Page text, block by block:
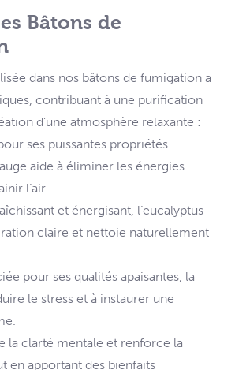
Bâtons de
dans nos bâtons de fumigation a
contribuant à une purification
d’une atmosphère relaxante :
ses puissantes propriétés
aide à éliminer les énergies
l’air.
et énergisant, l’eucalyptus
claire et nettoie naturellement
pour ses qualités apaisantes, la
le stress et à instaurer une
la clarté mentale et renforce la
en apportant des bienfaits